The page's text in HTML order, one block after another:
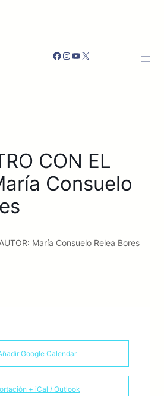
Facebook
Instagram
YouTube
X
CON EL
Consuelo
María Consuelo Relea Bores
Google Calendar
+ iCal / Outlook